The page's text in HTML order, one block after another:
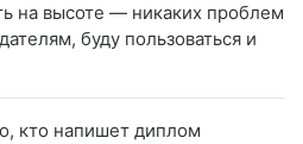
на высоте — никаких проблем
буду пользоваться и
кто напишет диплом